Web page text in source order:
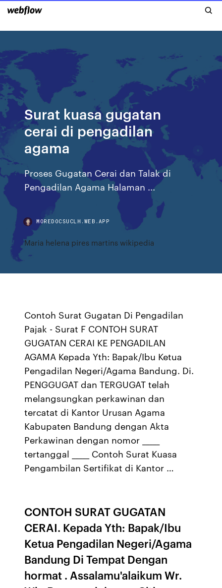
Surat kuasa gugatan
cerai di pengadilan
agama
Proses Gugatan Cerai dan Talak di
Pengadilan Agama Halaman ...
MOREDOCSUCLH.WEB.APP
Maria helena pires martins wikipedia
Contoh Surat Gugatan Di Pengadilan
Pajak - Surat F CONTOH SURAT
GUGATAN CERAI KE PENGADILAN
AGAMA Kepada Yth: Bapak/Ibu Ketua
Pengadilan Negeri/Agama Bandung. Di.
PENGGUGAT dan TERGUGAT telah
melangsungkan perkawinan dan
tercatat di Kantor Urusan Agama
Kabupaten Bandung dengan Akta
Perkawinan dengan nomor _____
tertanggal _____ Contoh Surat Kuasa
Pengambilan Sertifikat di Kantor …
CONTOH SURAT GUGATAN
CERAI. Kepada Yth: Bapak/Ibu
Ketua Pengadilan Negeri/Agama
Bandung Di Tempat Dengan
hormat . Assalamu'alaikum Wr.